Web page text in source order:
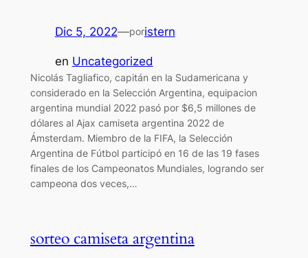
Dic 5, 2022—poristern
en Uncategorized
Nicolás Tagliafico, capitán en la Sudamericana y
considerado en la Selección Argentina, equipacion
argentina mundial 2022 pasó por $6,5 millones de
dólares al Ajax camiseta argentina 2022 de
Ámsterdam. Miembro de la FIFA, la Selección
Argentina de Fútbol participó en 16 de las 19 fases
finales de los Campeonatos Mundiales, logrando ser
campeona dos veces,…
sorteo camiseta argentina